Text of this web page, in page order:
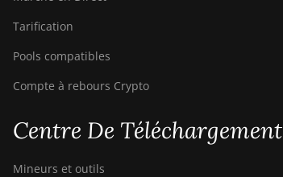
Tarification
Pools compatibles
Compte à rebours Crypto
Centre De Téléchargement
Mineurs et outils